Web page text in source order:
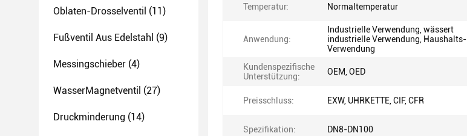
Oblaten-Drosselventil (11)
Fußventil Aus Edelstahl (9)
Messingschieber (4)
WasserMagnetventil (27)
Druckminderung (14)
Temperatur: Normaltemperatur
Anwendung:
Industrielle Verwendung, wässert
industrielle Verwendung, Haushalts-
Verwendung
Kundenspezifische
Unterstützung:
OEM, OED
Preisschluss: EXW, UHRKETTE, CIF, CFR
Spezifikation: DN8-DN100